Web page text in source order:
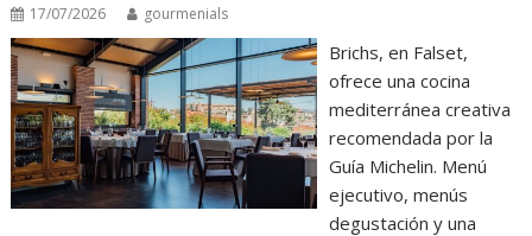
17/07/2026 gourmenials
Brichs, en Falset,
ofrece una cocina
mediterránea creativa
recomendada por la
Guía Michelin. Menú
ejecutivo, menús
degustación y una